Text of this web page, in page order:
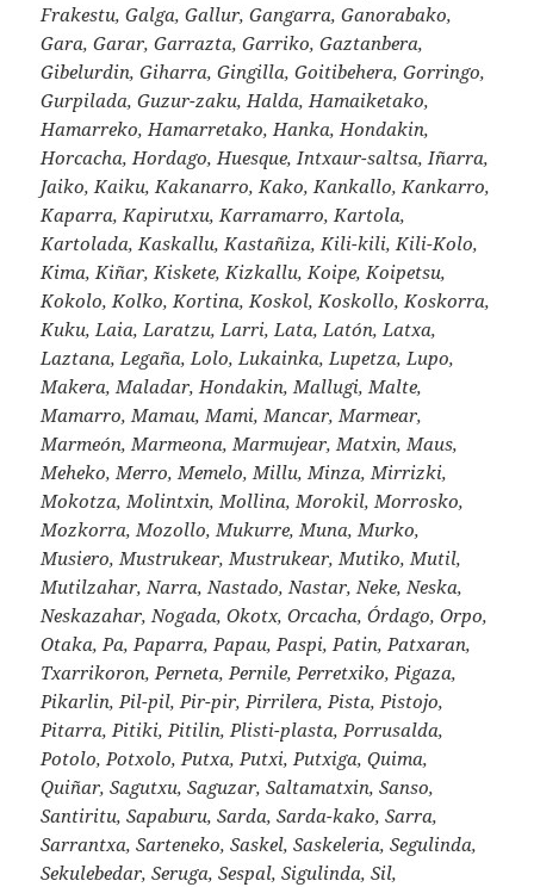
Frakestu, Galga, Gallur, Gangarra, Ganorabako,
Gara, Garar, Garrazta, Garriko, Gaztanbera,
Gibelurdin, Giharra, Gingilla, Goitibehera, Gorringo,
Gurpilada, Guzur-zaku, Halda, Hamaiketako,
Hamarreko, Hamarretako, Hanka, Hondakin,
Horcacha, Hordago, Huesque, Intxaur-saltsa, Iñarra,
Jaiko, Kaiku, Kakanarro, Kako, Kankallo, Kankarro,
Kaparra, Kapirutxu, Karramarro, Kartola,
Kartolada, Kaskallu, Kastañiza, Kili-kili, Kili-Kolo,
Kima, Kiñar, Kiskete, Kizkallu, Koipe, Koipetsu,
Kokolo, Kolko, Kortina, Koskol, Koskollo, Koskorra,
Kuku, Laia, Laratzu, Larri, Lata, Latón, Latxa,
Laztana, Legaña, Lolo, Lukainka, Lupetza, Lupo,
Makera, Maladar, Hondakin, Mallugi, Malte,
Mamarro, Mamau, Mami, Mancar, Marmear,
Marmeón, Marmeona, Marmujear, Matxin, Maus,
Meheko, Merro, Memelo, Millu, Minza, Mirrizki,
Mokotza, Molintxin, Mollina, Morokil, Morrosko,
Mozkorra, Mozollo, Mukurre, Muna, Murko,
Musiero, Mustrukear, Mustrukear, Mutiko, Mutil,
Mutilzahar, Narra, Nastado, Nastar, Neke, Neska,
Neskazahar, Nogada, Okotx, Orcacha, Órdago, Orpo,
Otaka, Pa, Paparra, Papau, Paspi, Patin, Patxaran,
Txarrikoron, Perneta, Pernile, Perretxiko, Pigaza,
Pikarlin, Pil-pil, Pir-pir, Pirrilera, Pista, Pistojo,
Pitarra, Pitiki, Pitilin, Plisti-plasta, Porrusalda,
Potolo, Potxolo, Putxa, Putxi, Putxiga, Quima,
Quiñar, Sagutxu, Saguzar, Saltamatxin, Sanso,
Santiritu, Sapaburu, Sarda, Sarda-kako, Sarra,
Sarrantxa, Sarteneko, Saskel, Saskeleria, Segulinda,
Sekulebedar, Seruga, Sespal, Sigulinda, Sil,